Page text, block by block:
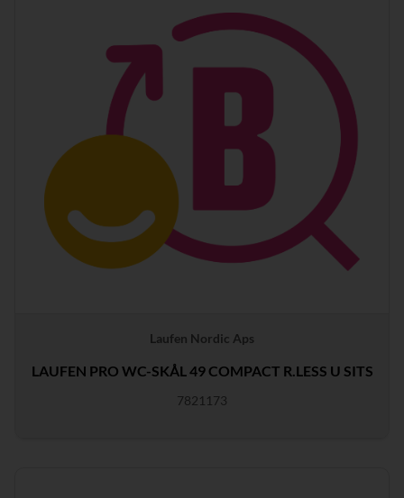
Laufen Nordic Aps
LAUFEN PRO WC-SKÅL 49 COMPACT R.LESS U SITS
7821173